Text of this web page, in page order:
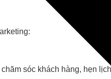
sóc khách hàng, hẹn